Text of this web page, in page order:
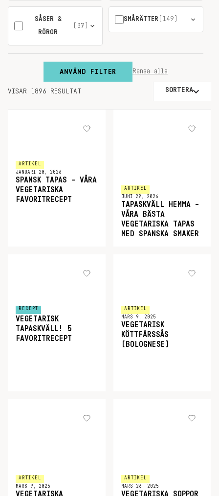
SÅSER &
RÖROR
(37)
SMÅRÄTTER (149)
ANVÄND FILTER Rensa alla
VISAR 1896 RESULTAT SORTERA
ARTIKEL
JANUARI 20, 2026
SPANSK TAPAS – VÅRA
VEGETARISKA
FAVORITRECEPT
ARTIKEL
JUNI 29, 2026
TAPASKVÄLL HEMMA –
VÅRA BÄSTA
VEGETARISKA TAPAS
MED SPANSKA SMAKER
RECEPT
VEGETARISK
TAPASKVÄLL! 5
FAVORITRECEPT
ARTIKEL
MARS 9, 2025
VEGETARISK
KÖTTFÄRSSÅS
(BOLOGNESE)
ARTIKEL
MARS 9, 2025
VEGETARISKA
ARTIKEL
MARS 26, 2025
VEGETARISKA SOPPOR